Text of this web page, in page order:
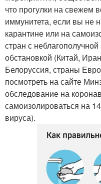
что прогулки на свежем
иммунитета, если вы не
карантине или на
стран с
обстановкой (Китай,
Белоруссия, страны
посмотреть на сайте
обследование на
самоизолироваться на
вируса).